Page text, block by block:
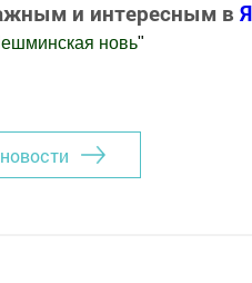
и интересным в
новь"